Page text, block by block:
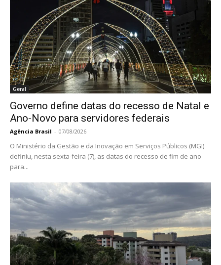
Geral
Governo define datas do recesso de Natal e
Ano-Novo para servidores federais
Agência Brasil - 07/08/2026
O Ministério da Gestão e da Inovação em Serviços Públicos (MGI)
definiu, nesta sexta-feira (7), as datas do recesso de fim de ano
para...